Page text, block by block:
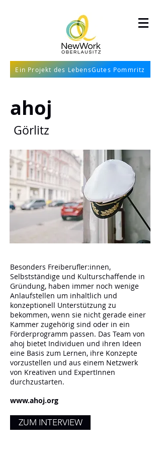
Ein Projekt des LebensGutes Pommritz
Besonders Freiberufler:innen,
Selbstständige und Kulturschaffende in
Gründung, haben immer noch wenige
Anlaufstellen um inhaltlich und
konzeptionell Unterstützung zu
bekommen, wenn sie nicht gerade einer
Kammer zugehörig sind oder in ein
Förderprogramm passen. Das Team von
ahoj bietet Individuen und ihren Ideen
eine Basis zum Lernen, ihre Konzepte
vorzustellen und aus einem Netzwerk
von Kreativen und ExpertInnen
durchzustarten.
www.ahoj.org
ZUM INTERVIEW
ahoj
Görlitz